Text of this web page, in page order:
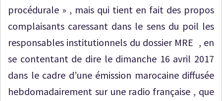
procédurale » , mais qui tient en fait des propos
complaisants caressant dans le sens du poil les
responsables institutionnels du dossier MRE , en
se contentant de dire le dimanche 16 avril 2017
dans le cadre d’une émission marocaine diffusée
hebdomadairement sur une radio française , que